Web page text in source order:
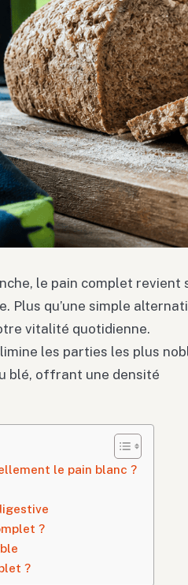
le pain complet revient
Plus qu’une simple
vitalité quotidienne.
les parties les plus
blé, offrant une densité
le pain blanc ?
?
?